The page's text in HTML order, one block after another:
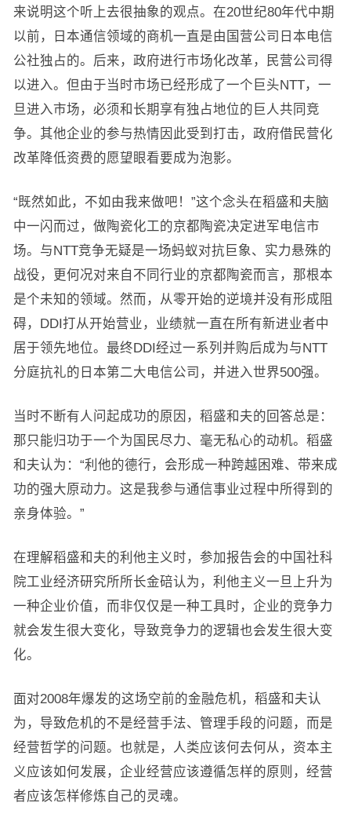
来说明这个听上去很抽象的观点。在20世纪80年代中期
以前，日本通信领域的商机一直是由国营公司日本电信
公社独占的。后来，政府进行市场化改革，民营公司得
以进入。但由于当时市场已经形成了一个巨头NTT，一
旦进入市场，必须和长期享有独占地位的巨人共同竞
争。其他企业的参与热情因此受到打击，政府借民营化
改革降低资费的愿望眼看要成为泡影。
“既然如此，不如由我来做吧！”这个念头在稻盛和夫脑
中一闪而过，做陶瓷化工的京都陶瓷决定进军电信市
场。与NTT竞争无疑是一场蚂蚁对抗巨象、实力悬殊的
战役，更何况对来自不同行业的京都陶瓷而言，那根本
是个未知的领域。然而，从零开始的逆境并没有形成阻
碍，DDI打从开始营业，业绩就一直在所有新进业者中
居于领先地位。最终DDI经过一系列并购后成为与NTT
分庭抗礼的日本第二大电信公司，并进入世界500强。
当时不断有人问起成功的原因，稻盛和夫的回答总是：
那只能归功于一个为国民尽力、毫无私心的动机。稻盛
和夫认为：“利他的德行，会形成一种跨越困难、带来成
功的强大原动力。这是我参与通信事业过程中所得到的
亲身体验。”
在理解稻盛和夫的利他主义时，参加报告会的中国社科
院工业经济研究所所长金碚认为，利他主义一旦上升为
一种企业价值，而非仅仅是一种工具时，企业的竞争力
就会发生很大变化，导致竞争力的逻辑也会发生很大变
化。
面对2008年爆发的这场空前的金融危机，稻盛和夫认
为，导致危机的不是经营手法、管理手段的问题，而是
经营哲学的问题。也就是，人类应该何去何从，资本主
义应该如何发展，企业经营应该遵循怎样的原则，经营
者应该怎样修炼自己的灵魂。